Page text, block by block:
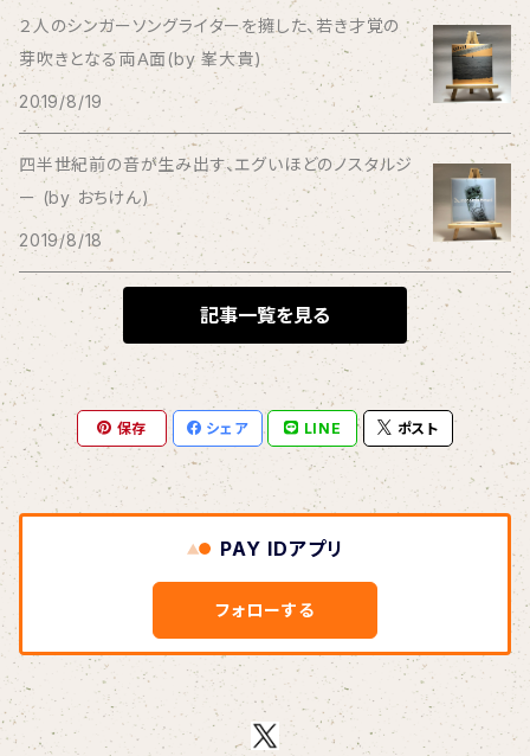
BBBBBBB
The BEG
The Beths
THE BLACK SHANSONS
BLONDnewHALF
Blondy
BOAR HUNTER
bud&harbor
Bulbs Of Passion
B玉
Calme Adiction
２人のシンガーソングライターを擁した、若き才覚の
芽吹きとなる両Ａ面(by 峯大貴)
2019/8/19
四半世紀前の音が生み出す、エグいほどのノスタルジ
ー (by おちけん)
2019/8/18
記事一覧を見る
保存 シェア LINE ポスト
PAY IDアプリ
フォローする